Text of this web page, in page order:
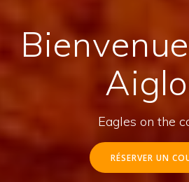
Eagles on the
RÉSERVER UN